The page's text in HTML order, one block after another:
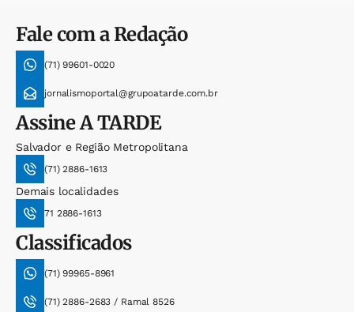
Fale com a Redação
(71) 99601-0020
jornalismoportal@grupoatarde.com.br
AssineA TARDE
Salvador e Região Metropolitana
(71) 2886-1613
Demais localidades
71 2886-1613
Classificados
(71) 99965-8961
(71) 2886-2683 / Ramal 8526